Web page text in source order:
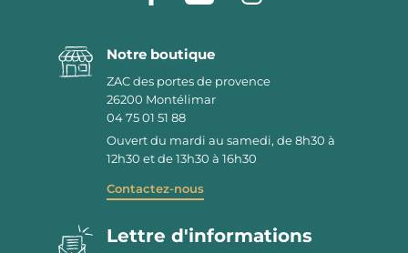
Notre boutique
ZAC des portes de provence
26200 Montélimar
04 75 01 51 88
Ouvert du mardi au samedi, de 8h30 à
12h30 et de 13h30 à 16h30
Contactez-nous
Lettre d'informations